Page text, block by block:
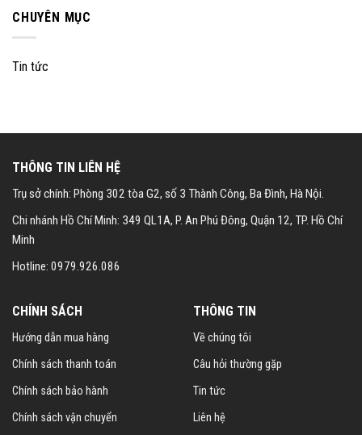
CHUYÊN MỤC
Tin tức
THÔNG TIN LIÊN HỆ
Trụ sở chính: Phòng 302 tòa G2, số 3 Thành Công, Ba Đình, Hà Nội.
Chi nhánh Hồ Chí Minh: 349 QL1A, P. An Phú Đông, Quận 12, TP. Hồ Chí
Minh
Hotline: 0979.926.086
CHÍNH SÁCH
Hướng dẫn mua hàng
Chính sách thanh toán
Chính sách bảo hành
Chính sách vận chuyển
THÔNG TIN
Về chúng tôi
Câu hỏi thường gặp
Tin tức
Liên hệ